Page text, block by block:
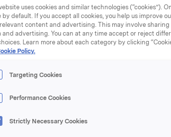
15 December 2004, 8:34 |
Meldepliktig
er investeringssjef Ola Uhre, Orkla
har samtidig solgt 5.415 aksjer til kurs
uses cookies and similar technologies (“cookies”).
by default. If you accept all cookies, you help us improve
content and advertising. This may involve
and advertising. You can at any time accept or reject
Learn more about each category by clicking
Policy.
Targeting Cookies
Performance Cookies
Strictly Necessary Cookies